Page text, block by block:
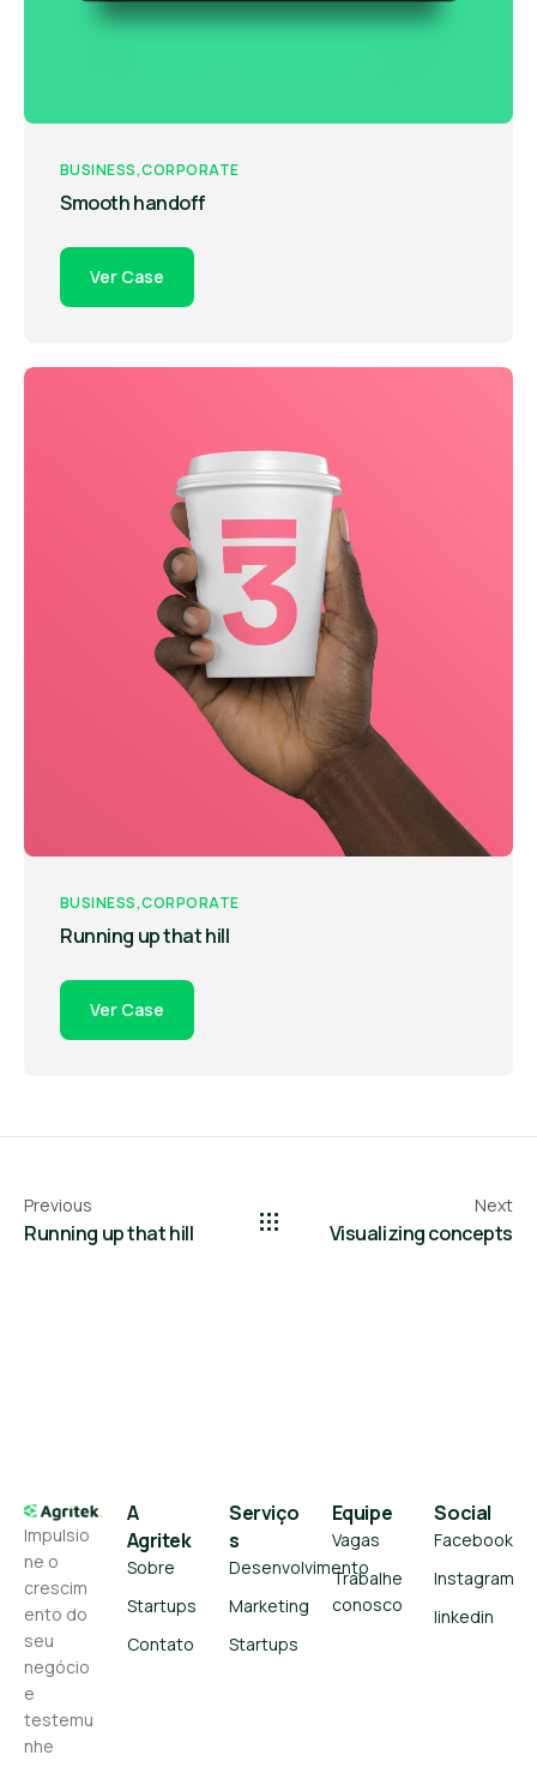
BUSINESS CORPORATE
Smooth handoff
Ver Case
BUSINESS CORPORATE
Running up that hill
Ver Case
Previous
Running up that hill
Next
Visualizing concepts
Impulsio
ne o
crescim
ento do
seu
negócio
e
testemu
nhe
A
Agritek
Sobre
Startups
Contato
Serviço
s
Desenvolvimento
Marketing
Startups
Equipe
Vagas
Trabalhe
conosco
Social
Facebook
Instagram
linkedin